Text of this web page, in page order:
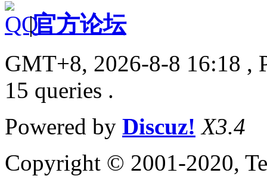
|官方论坛
GMT+8, 2026-8-8 16:18 ,
15 queries .
Powered by Discuz! X3.4
Copyright © 2001-2020,